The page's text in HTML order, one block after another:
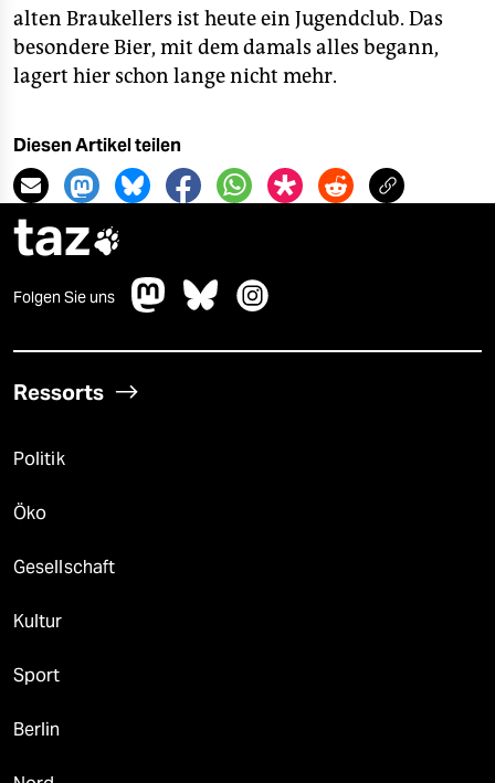
alten Braukellers ist heute ein Jugendclub. Das
besondere Bier, mit dem damals alles begann,
lagert hier schon lange nicht mehr.
Diesen Artikel teilen
taz
Folgen Sie uns
Ressorts
Politik
Öko
Gesellschaft
Kultur
Sport
Berlin